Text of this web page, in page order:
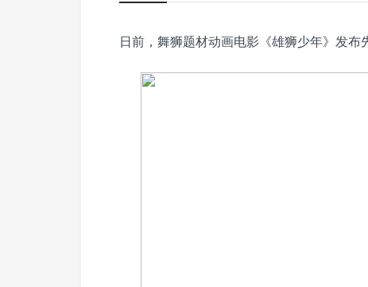
日前，舞狮题材动画电影《雄狮少年》发布